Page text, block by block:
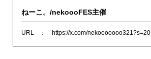
ねーこ。/nekoooFES主催
URL https://x.com/nekooooooo321?s=20